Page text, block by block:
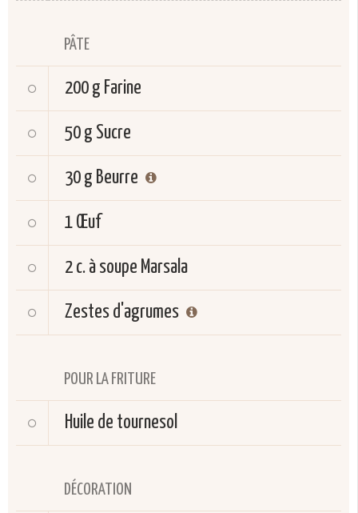
PÂTE
200 g Farine
50 g Sucre
30 g Beurre
1 Œuf
2 c. à soupe Marsala
Zestes d'agrumes
POUR LA FRITURE
Huile de tournesol
DÉCORATION